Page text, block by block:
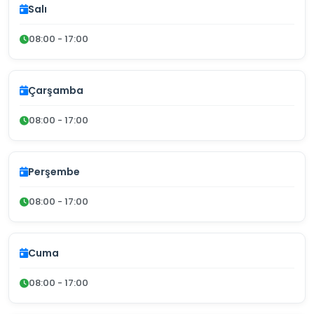
Salı
08:00 - 17:00
Çarşamba
08:00 - 17:00
Perşembe
08:00 - 17:00
Cuma
08:00 - 17:00